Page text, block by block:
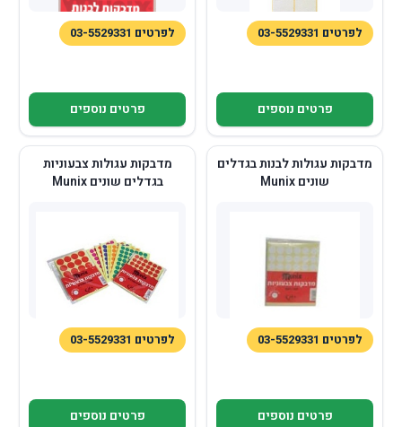
לפרטים 03-5529331
פרטים נוספים
לפרטים 03-5529331
פרטים נוספים
מדבקות עגולות לבנות בגדלים
שונים Munix
לפרטים 03-5529331
פרטים נוספים
מדבקות עגולות צבעוניות
בגדלים שונים Munix
לפרטים 03-5529331
פרטים נוספים